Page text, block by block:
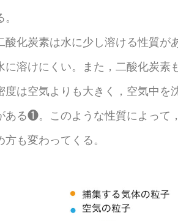
化炭素は水に少し溶ける性質が
に溶けにくい。また，二酸化炭素
度は空気よりも大きく，空気中を
ある❶。このような性質によって
も変わってくる。